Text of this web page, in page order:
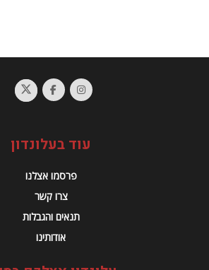
עוד בעלונדון
פרסמו אצלנו
צרו קשר
תנאים והגבלות
אודותינו